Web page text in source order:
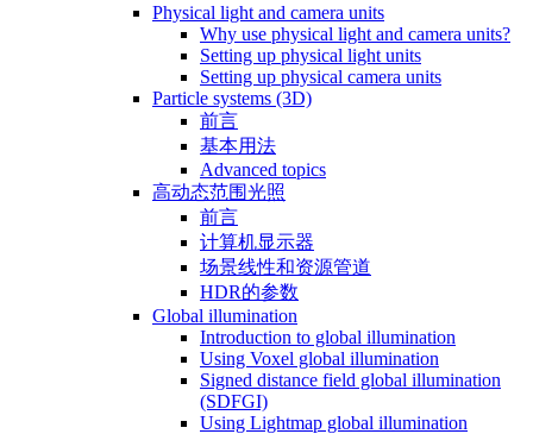
Physical light and camera units
Why use physical light and camera units?
Setting up physical light units
Setting up physical camera units
Particle systems (3D)
前言
基本用法
Advanced topics
高动态范围光照
前言
计算机显示器
场景线性和资源管道
HDR的参数
Global illumination
Introduction to global illumination
Using Voxel global illumination
Signed distance field global illumination
(SDFGI)
Using Lightmap global illumination